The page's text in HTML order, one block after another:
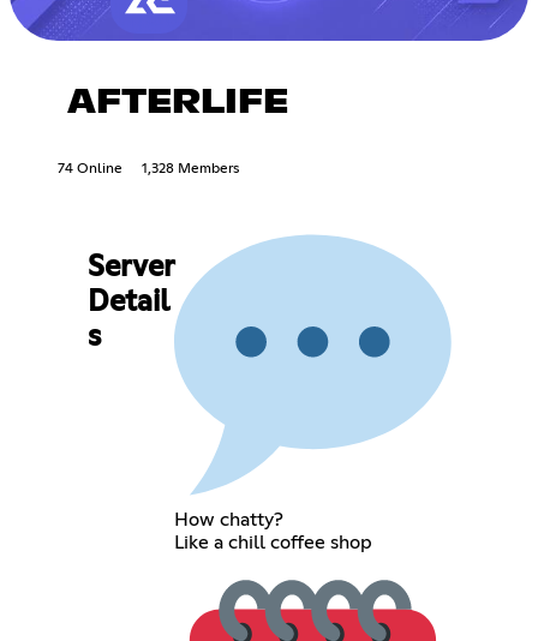
AFTERLIFE
74 Online 1,328 Members
Server
Detail
s
How chatty?
Like a chill coffee shop